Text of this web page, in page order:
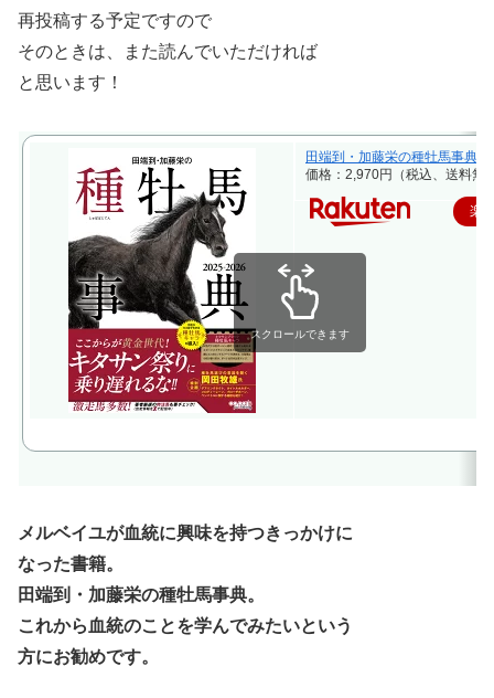
再投稿する予定ですので
そのときは、また読んでいただければ
と思います！
田端到・加藤栄の種牡馬事典
価格：2,970円（税込、送料無
楽
スクロールできます
メルベイユが血統に興味を持つきっかけに
なった書籍。
田端到・加藤栄の種牡馬事典。
これから血統のことを学んでみたいという
方にお勧めです。